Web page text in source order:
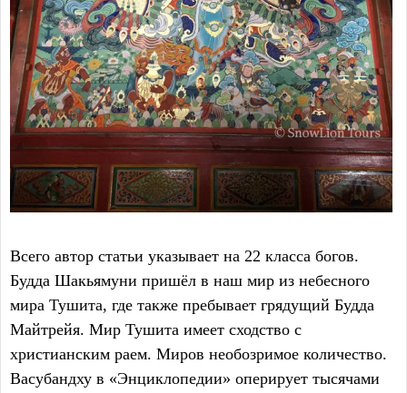
Всего автор статьи указывает на 22 класса богов.
Будда Шакьямуни пришёл в наш мир из небесного
мира Тушита, где также пребывает грядущий Будда
Майтрейя. Мир Тушита имеет сходство с
христианским раем. Миров необозримое количество.
Васубандху в «Энциклопедии» оперирует тысячами